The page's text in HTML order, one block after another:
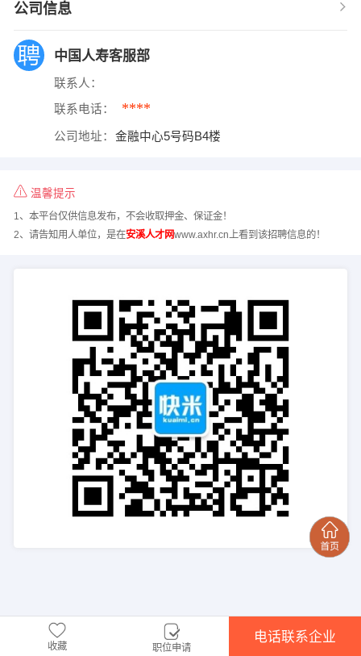
公司信息
中国人寿客服部
联系人：
联系电话： ****
公司地址： 金融中心5号码B4楼
温馨提示
1、本平台仅供信息发布，不会收取押金、保证金！
2、请告知用人单位，是在安溪人才网www.axhr.cn上看到该招聘信息的！
收藏 职位申请
电话联系企业